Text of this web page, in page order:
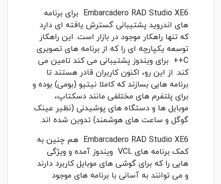
Embarcadero RAD Studio XE6 برای برنامه
های اندروید پشتیبانی گسترش یافته ای دارد
که تنها راهکار موجود در بازار است. این راهکار
توسعه یکپارچه ای را که از برنامه های تصویری
C++ برای ویندوز پشتیبانی می کند تامین می
کند. از این رو، اکنون کاربران قادر هستند تا
برنامه هایی بسازند که کاملا نیتیو (بومی) بوده و
برای پلتفرم های مختلفی مانند دسکتاپ،
موبایل ها و دستگاه های پوشیدنی (نظیر عینک
گوگل و ساعت های هوشمند) تدوین شده اند.
Embarcadero RAD Studio XE6 هم چنین به
کمک برنامه های VCL ویندوز آمده و ویژگی
هایی را که برای گوشی های موبایل کاربرد دارند
و می توانند به آسانی با برنامه های موجود